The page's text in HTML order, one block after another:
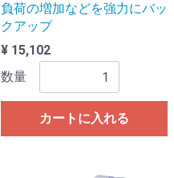
負荷の増加などを強力にバッ
クアップ
¥ 15,102
数量
カートに入れる